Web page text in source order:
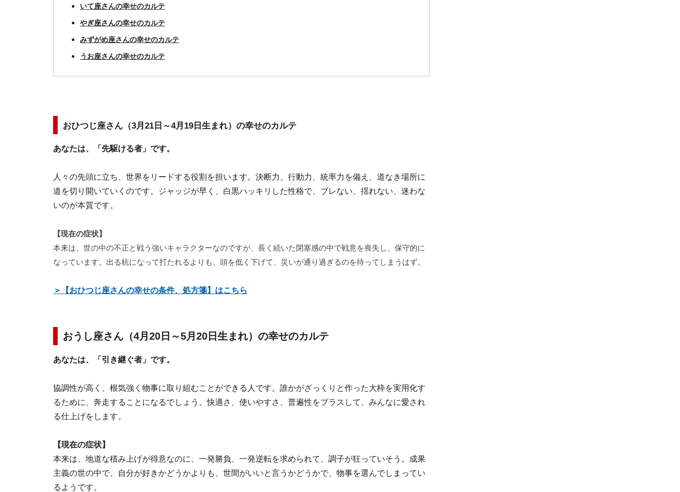
いて座さんの幸せのカルテ
やぎ座さんの幸せのカルテ
みずがめ座さんの幸せのカルテ
うお座さんの幸せのカルテ
おひつじ座さん（3月21日～4月19日生まれ）の幸せのカルテ
あなたは、「先駆ける者」です。
人々の先頭に立ち、世界をリードする役割を担います。決断力、行動力、統率力を備え、道なき場所に
道を切り開いていくのです。ジャッジが早く、白黒ハッキリした性格で、ブレない、揺れない、迷わな
いのが本質です。
【現在の症状】
本来は、世の中の不正と戦う強いキャラクターなのですが、長く続いた閉塞感の中で戦意を喪失し、保守的に
なっています。出る杭になって打たれるよりも、頭を低く下げて、災いが通り過ぎるのを待ってしまうはず。
＞【おひつじ座さんの幸せの条件、処方箋】はこちら
おうし座さん（4月20日～5月20日生まれ）の幸せのカルテ
あなたは、「引き継ぐ者」です。
協調性が高く、根気強く物事に取り組むことができる人です。誰かがざっくりと作った大枠を実用化す
るために、奔走することになるでしょう。快適さ、使いやすさ、普遍性をプラスして、みんなに愛され
る仕上げをします。
【現在の症状】
本来は、地道な積み上げが得意なのに、一発勝負、一発逆転を求められて、調子が狂っていそう。成果
主義の世の中で、自分が好きかどうかよりも、世間がいいと言うかどうかで、物事を選んでしまってい
るようです。